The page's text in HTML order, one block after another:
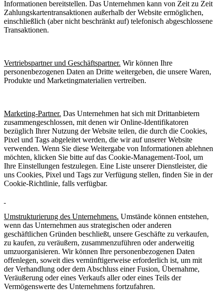
Informationen bereitstellen. Das Unternehmen kann von Zeit zu Zeit
Zahlungskartentransaktionen außerhalb der Website ermöglichen,
einschließlich (aber nicht beschränkt auf) telefonisch abgeschlossene
Transaktionen.
Vertriebspartner und Geschäftspartner. Wir können Ihre
personenbezogenen Daten an Dritte weitergeben, die unsere Waren,
Produkte und Marketingmaterialien vertreiben.
Marketing-Partner. Das Unternehmen hat sich mit Drittanbietern
zusammengeschlossen, mit denen wir Online-Identifikatoren
bezüglich Ihrer Nutzung der Website teilen, die durch die Cookies,
Pixel und Tags abgeleitet werden, die wir auf unserer Website
verwenden. Wenn Sie diese Weitergabe von Informationen ablehnen
möchten, klicken Sie bitte auf das Cookie-Management-Tool, um
Ihre Einstellungen festzulegen. Eine Liste unserer Dienstleister, die
uns Cookies, Pixel und Tags zur Verfügung stellen, finden Sie in der
Cookie-Richtlinie, falls verfügbar.
Umstrukturierung des Unternehmens. Umstände können entstehen,
wenn das Unternehmen aus strategischen oder anderen
geschäftlichen Gründen beschließt, unsere Geschäfte zu verkaufen,
zu kaufen, zu veräußern, zusammenzuführen oder anderweitig
umzuorganisieren. Wir können Ihre personenbezogenen Daten
offenlegen, soweit dies vernünftigerweise erforderlich ist, um mit
der Verhandlung oder dem Abschluss einer Fusion, Übernahme,
Veräußerung oder eines Verkaufs aller oder eines Teils der
Vermögenswerte des Unternehmens fortzufahren.